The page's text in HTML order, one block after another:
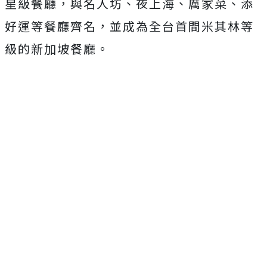
好運等餐廳齊名，並成為全台首間米其林等
級的新加坡餐廳。